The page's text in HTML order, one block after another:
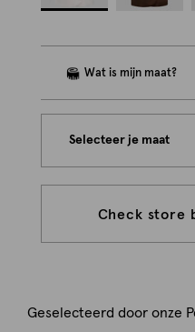
Selecteer je maat
Check store
Geselecteerd door onze